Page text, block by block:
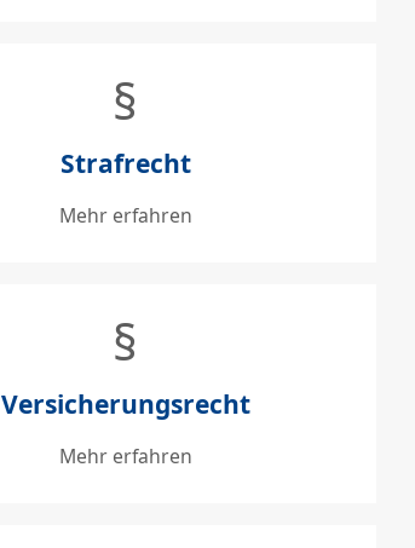
§
Strafrecht
Mehr erfahren
§
Versicherungsrecht
Mehr erfahren